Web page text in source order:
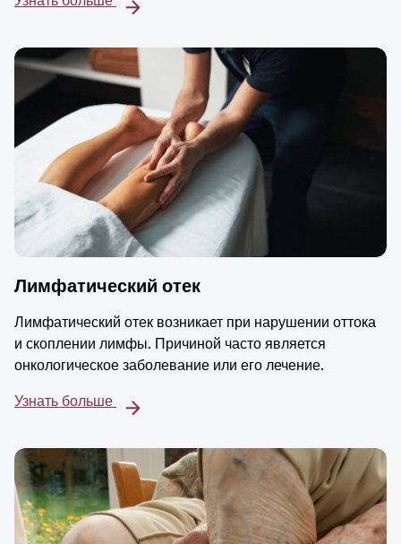
Лимфатический отек
Лимфатический отек возникает при нарушении оттока
и скоплении лимфы. Причиной часто является
онкологическое заболевание или его лечение.
Узнать больше